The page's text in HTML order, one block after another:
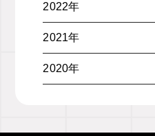
2022年
2021年
2020年